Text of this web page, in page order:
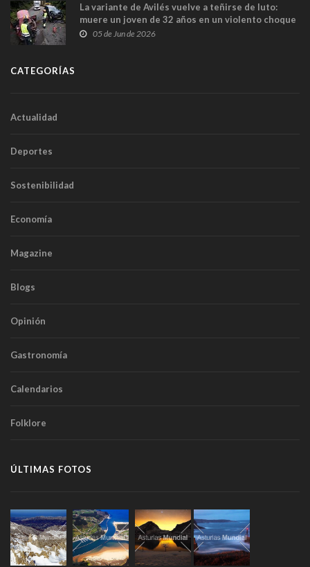
La variante de Avilés vuelve a teñirse de luto:
muere un joven de 32 años en un violento choque
frontal
05 de Jun de 2026
CATEGORÍAS
Actualidad
Deportes
Sostenibilidad
Economía
Magazine
Blogs
Opinión
Gastronomía
Calendarios
Folklore
ÚLTIMAS FOTOS